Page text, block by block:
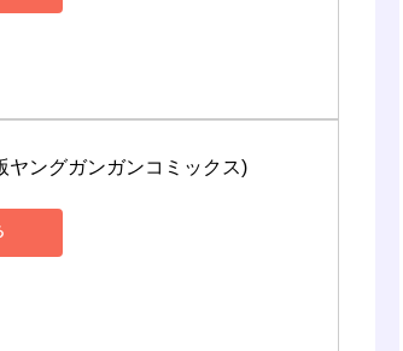
ングガンガンコミックス)